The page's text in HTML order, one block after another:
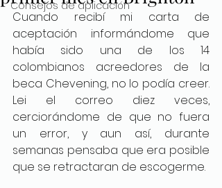
Consejos de aplicación
Cuando recibí mi carta de
aceptación informándome que
había sido una de los 14
colombianos acreedores de la
beca Chevening, no lo podía creer.
Lei el correo diez veces,
cerciorándome de que no fuera
un error, y aun así, durante
semanas pensaba que era posible
que se retractaran de escogerme.